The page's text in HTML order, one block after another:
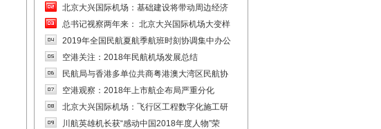
北京大兴国际机场：基础建设将带动周边经济
总书记视察两年来： 北京大兴国际机场大变样
2019年全国民航夏航季航班时刻协调集中办公
空港关注：2018年民航机场发展总结
民航局与香港多单位共商粤港澳大湾区民航协
空港观察：2018年上市航企布局严重分化
北京大兴国际机场：飞行区工程数字化施工研
川航英雄机长获“感动中国2018年度人物”荣